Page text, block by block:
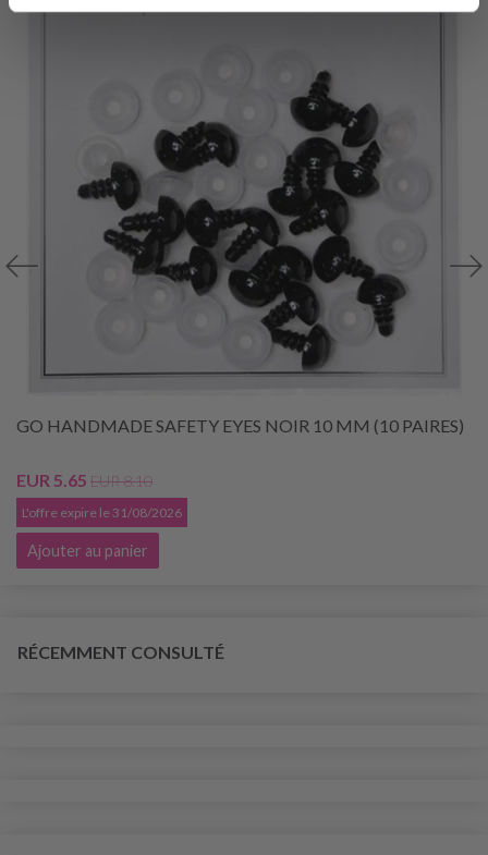
GO HANDMADE SAFETY EYES NOIR 10 MM (10 PAIRES)
EUR 5.65 EUR 8.10
L'offre expire le 31/08/2026
Ajouter au panier
RÉCEMMENT CONSULTÉ